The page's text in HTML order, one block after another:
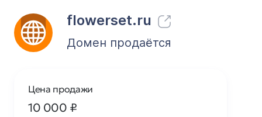
flowerset.ru
Домен продаётся
Цена продажи
10 000 ₽